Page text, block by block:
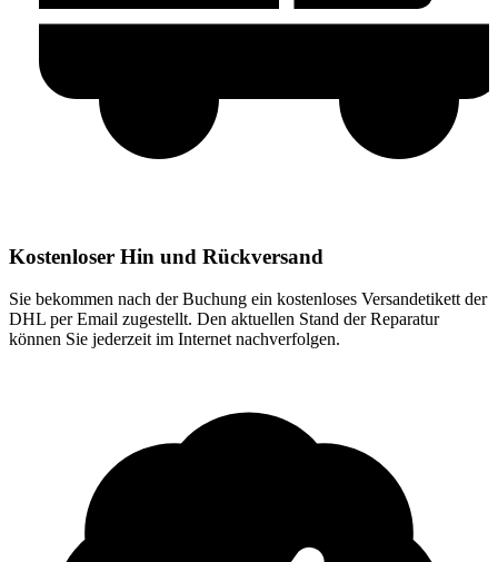
Kostenloser Hin und Rückversand
Sie bekommen nach der Buchung ein kostenloses Versandetikett der
DHL per Email zugestellt. Den aktuellen Stand der Reparatur
können Sie jederzeit im Internet nachverfolgen.